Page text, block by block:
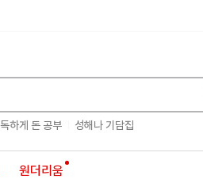
독하게 돈 공부 성해나 기담집
원더리움